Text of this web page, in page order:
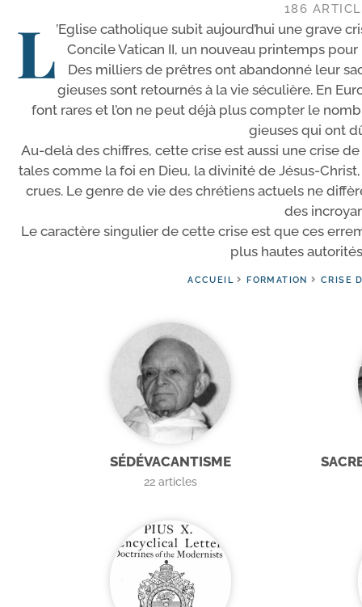
186
L’Eglise catho­lique subit aujourd’­hui une grave
Concile Vatican II, un nou­veau prin­temps pour
Des mil­liers de prêtres ont aban­don­né leur
gieuses sont retour­nés à la vie sécu­lière. En
font rares et l’on ne peut déjà plus comp­ter le
gieuses qui ont
Au-​delà des chiffres, cette crise est aus­si une crise
tales comme la foi en Dieu, la divi­ni­té de Jésus-​
crues. Le genre de vie des chré­tiens actuels ne
des
Le carac­tère sin­gu­lier de cette crise est que ces
plus hautes
ACCUEIL FORMATION CRISE
SÉDÉVACANTISME
22articles